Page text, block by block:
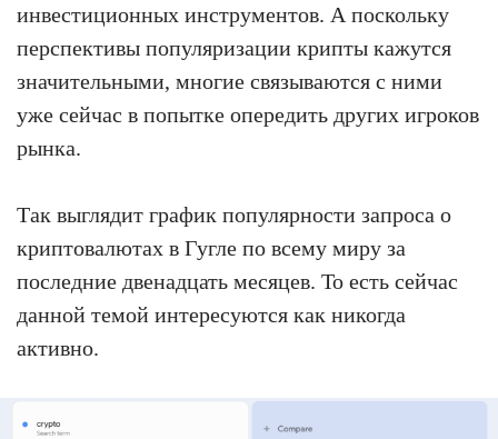
инвестиционных инструментов. А поскольку
перспективы популяризации крипты кажутся
значительными, многие связываются с ними
уже сейчас в попытке опередить других игроков
рынка.
Так выглядит график популярности запроса о
криптовалютах в Гугле по всему миру за
последние двенадцать месяцев. То есть сейчас
данной темой интересуются как никогда
активно.